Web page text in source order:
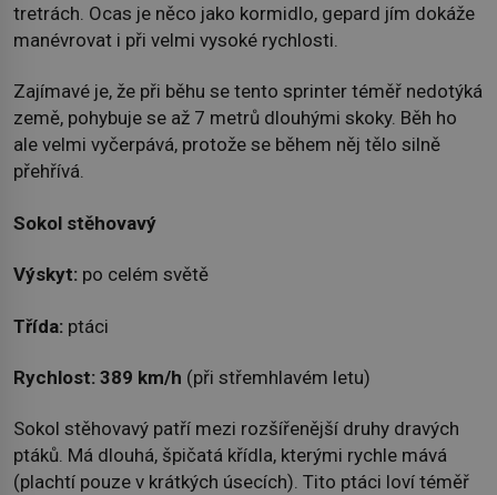
tretrách. Ocas je něco jako kormidlo, gepard jím dokáže
manévrovat i při velmi vysoké rychlosti.
Zajímavé je, že při běhu se tento sprinter téměř nedotýká
země, pohybuje se až 7 metrů dlouhými skoky. Běh ho
ale velmi vyčerpává, protože se během něj tělo silně
přehřívá.
Sokol stěhovavý
Výskyt: po celém světě
Třída: ptáci
Rychlost: 389 km/h (při střemhlavém letu)
Sokol stěhovavý patří mezi rozšířenější druhy dravých
ptáků. Má dlouhá, špičatá křídla, kterými rychle mává
(plachtí pouze v krátkých úsecích). Tito ptáci loví téměř